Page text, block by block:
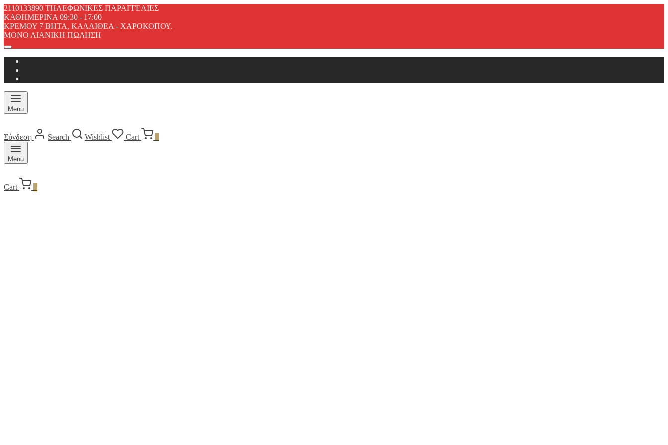
2110133890 ΤΗΛΕΦΩΝΙΚΕΣ ΠΑΡΑΓΓΕΛΙΕΣ
ΚΑΘΗΜΕΡΙΝΑ 09:30 - 17:00
ΚΡΕΜΟΥ 7 ΒΗΤΑ, ΚΑΛΛΙΘΕΑ - ΧΑΡΟΚΟΠΟΥ.
ΜΟΝΟ ΛΙΑΝΙΚΗ ΠΩΛΗΣΗ
Menu
Σύνδεση Search Wishlist Cart
Menu
Cart